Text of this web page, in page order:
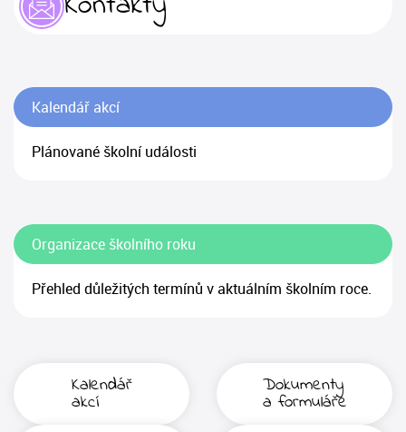
Kalendář akcí
Plánované školní události
Organizace školního roku
Přehled důležitých termínů v aktuálním školním roce.
Kalendář
akcí
Dokumenty
a formuláře